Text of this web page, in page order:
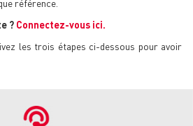
référence.
? Connectez-vous ici.
les trois étapes ci-dessous pour avoir